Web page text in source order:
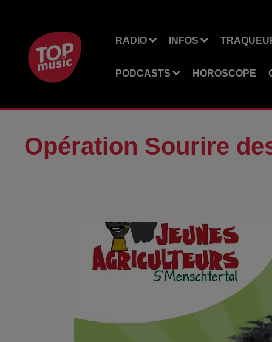
RADIO INFOS
PODCASTS HOROSCOPE
Opération Sourire